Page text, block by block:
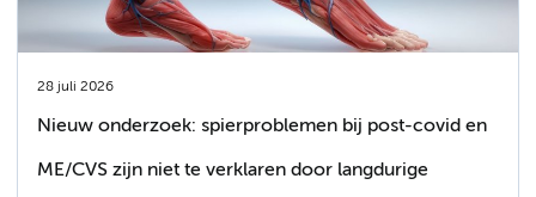
28 juli 2026
Nieuw onderzoek: spierproblemen bij post-covid en
ME/CVS zijn niet te verklaren door langdurige